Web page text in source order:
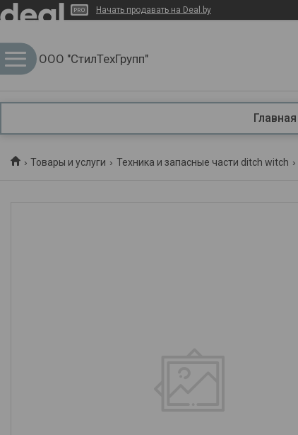
Начать продавать на Deal.by
ООО "СтилТехГрупп"
Главная
Товары и услуги Техника и запасные части ditch witch